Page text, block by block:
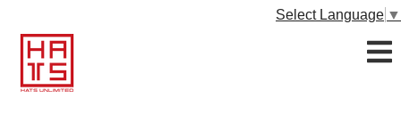
Select Language ▼